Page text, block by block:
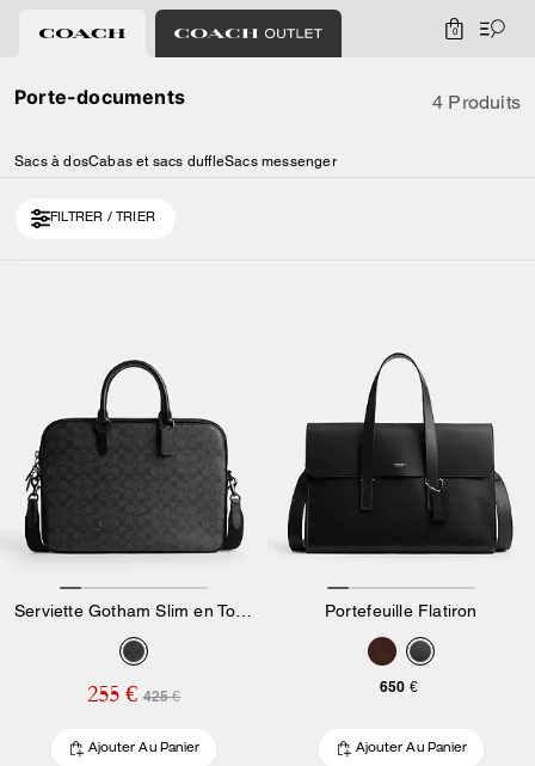
0
Porte-documents 4 Produits
Sacs à dosCabas et sacs duffleSacs messenger
FILTRER / TRIER
255 € 425 €
Ajouter Au Panier
Portefeuille Flatiron
650 €
Ajouter Au Panier